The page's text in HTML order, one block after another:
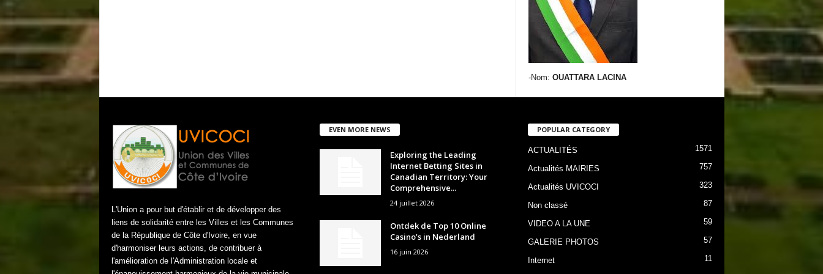
-Nom: OUATTARA LACINA
L'Union a pour but d'établir et de développer des
liens de solidarité entre les Villes et les Communes
de la République de Côte d'Ivoire, en vue
d'harmoniser leurs actions, de contribuer à
l'amélioration de l'Administration locale et
EVEN MORE NEWS
Exploring the Leading
Internet Betting Sites in
Canadian Territory: Your
Comprehensive...
24 juillet 2026
Ontdek de Top 10 Online
Casino’s in Nederland
16 juin 2026
POPULAR CATEGORY
ACTUALITÉS 1571
Actualités MAIRIES 757
Actualités UVICOCI 323
Non classé 87
VIDEO A LA UNE 59
GALERIE PHOTOS 57
Internet 11